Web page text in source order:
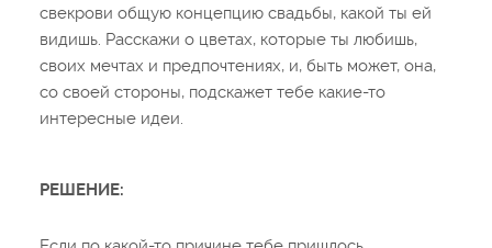
свекрови общую концепцию свадьбы, какой ты ей
видишь. Расскажи о цветах, которые ты любишь,
своих мечтах и предпочтениях, и, быть может, она,
со своей стороны, подскажет тебе какие-то
интересные идеи.
РЕШЕНИЕ: